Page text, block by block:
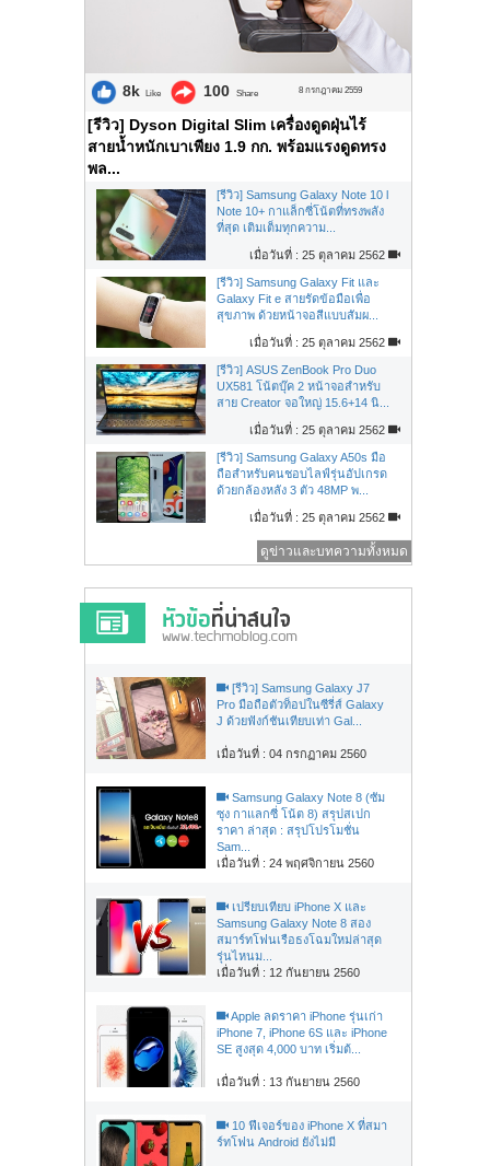
8k Like 100 Share 8 กรกฎาคม 2559
[รีวิว] Dyson Digital Slim เครื่องดูดฝุ่นไร้
สายน้ำหนักเบาเพียง 1.9 กก. พร้อมแรงดูดทรง
พล...
[รีวิว] Samsung Galaxy Note 10 l
Note 10+ กาแล็กซี่โน้ตที่ทรงพลัง
ที่สุด เติมเต็มทุกความ...
เมื่อวันที่ : 25 ตุลาคม 2562
[รีวิว] Samsung Galaxy Fit และ
Galaxy Fit e สายรัดข้อมือเพื่อ
สุขภาพ ด้วยหน้าจอสีแบบสัมผ...
เมื่อวันที่ : 25 ตุลาคม 2562
[รีวิว] ASUS ZenBook Pro Duo
UX581 โน้ตบุ๊ค 2 หน้าจอสำหรับ
สาย Creator จอใหญ่ 15.6+14 นิ...
เมื่อวันที่ : 25 ตุลาคม 2562
[รีวิว] Samsung Galaxy A50s มือ
ถือสำหรับคนชอบไลฟ์รุ่นอัปเกรด
ด้วยกล้องหลัง 3 ตัว 48MP พ...
เมื่อวันที่ : 25 ตุลาคม 2562
ดูข่าวและบทความทั้งหมด
[รีวิว] Samsung Galaxy J7
Pro มือถือตัวท็อปในซีรี่ส์ Galaxy
J ด้วยฟังก์ชันเทียบเท่า Gal...
เมื่อวันที่ : 04 กรกฏาคม 2560
Samsung Galaxy Note 8 (ซัม
ซุง กาแลกซี่ โน้ต 8) สรุปสเปก
ราคา ล่าสุด : สรุปโปรโมชั่น
Sam...
เมื่อวันที่ : 24 พฤศจิกายน 2560
เปรียบเทียบ iPhone X และ
Samsung Galaxy Note 8 สอง
สมาร์ทโฟนเรือธงโฉมใหม่ล่าสุด
รุ่นไหนม...
เมื่อวันที่ : 12 กันยายน 2560
Apple ลดราคา iPhone รุ่นเก่า
iPhone 7, iPhone 6S และ iPhone
SE สูงสุด 4,000 บาท เริ่มต้...
เมื่อวันที่ : 13 กันยายน 2560
10 ฟีเจอร์ของ iPhone X ที่สมา
ร์ทโฟน Android ยังไม่มี